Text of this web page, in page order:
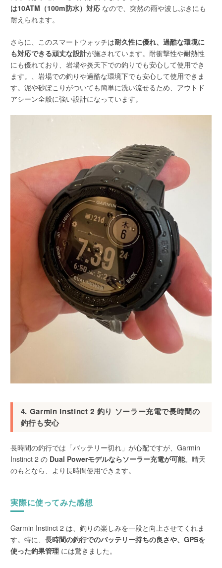
は10ATM（100m防水）対応 なので、突然の雨や波しぶきにも
耐えられます。
さらに、このスマートウォッチは耐久性に優れ、過酷な環境に
も対応できる頑丈な設計が施されています。耐衝撃性や耐熱性
にも優れており、岩場や炎天下での釣りでも安心して使用でき
ます。、岩場での釣りや過酷な環境下でも安心して使用できま
す。泥や砂ぼこりがついても簡単に洗い流せるため、アウトド
アシーン全般に強い設計になっています。
4. Garmin Instinct 2 釣り ソーラー充電で長時間の
釣行も安心
長時間の釣行では「バッテリー切れ」が心配ですが、Garmin
Instinct 2 の Dual Powerモデルならソーラー充電が可能。晴天
のもとなら、より長時間使用できます。
実際に使ってみた感想
Garmin Instinct 2 は、釣りの楽しみを一段と向上させてくれま
す。特に、長時間の釣行でのバッテリー持ちの良さや、GPSを
使った釣果管理 には驚きました。